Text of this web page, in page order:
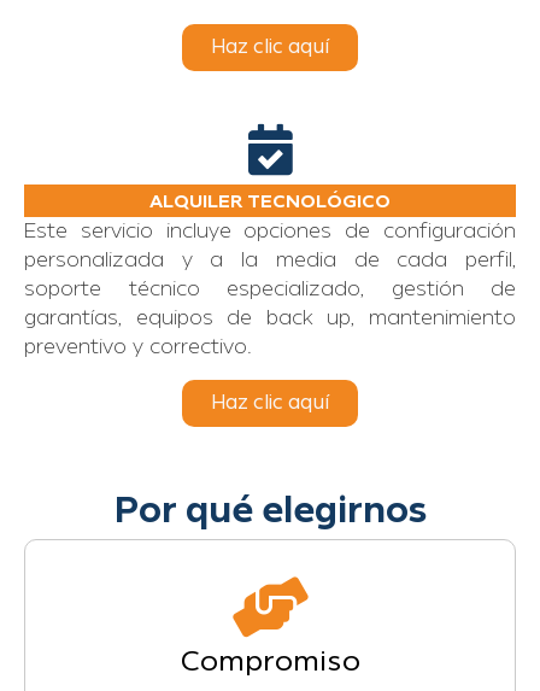
Haz clic aquí
ALQUILER TECNOLÓGICO
Este servicio incluye opciones de configuración
personalizada y a la media de cada perfil,
soporte técnico especializado, gestión de
garantías, equipos de back up, mantenimiento
preventivo y correctivo.
Haz clic aquí
Por qué elegirnos
Compromiso